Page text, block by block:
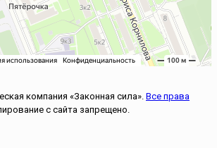
компания «Законная сила». Все права
с сайта запрещено.